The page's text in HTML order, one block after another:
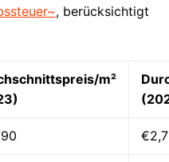
, berücksichtigt
m²